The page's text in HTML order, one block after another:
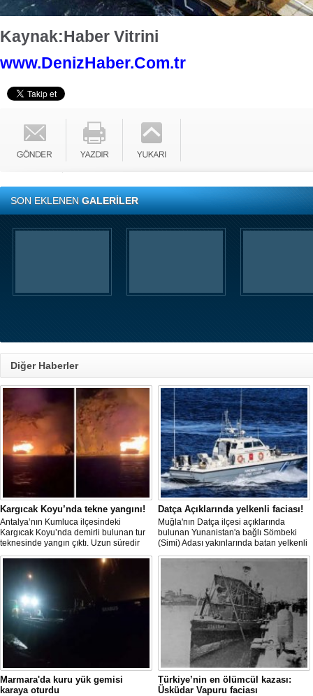
Kaynak:Haber Vitrini
www.DenizHaber.Com.tr
SON EKLENENGALERİLER
Diğer Haberler
Kargıcak Koyu’nda tekne yangını!
Antalya’nın Kumluca ilçesindeki
Kargıcak Koyu’nda demirli bulunan tur
teknesinde yangın çıktı. Uzun süredir
kullanılmadığı belirtilen ve içerisinde
kimsenin bulunmadığı tekne, itfaiyenin
karadan müdahale edememesi
nedeniyle tamamen yanarak
kullanılamaz hale geldi.
Datça Açıklarında yelkenli faciası!
Muğla'nın Datça ilçesi açıklarında
bulunan Yunanistan'a bağlı Sömbeki
(Simi) Adası yakınlarında batan yelkenli
teknedeki 9 kişiden 8'i sağ olarak
kurtarılırken, kaybolan 1 kişi için deniz
ve havadan geniş çaplı arama kurtarma
çalışması başlatıldı.
Marmara'da kuru yük gemisi
karaya oturdu
Türkiye’nin en ölümcül kazası:
Üsküdar Vapuru faciası